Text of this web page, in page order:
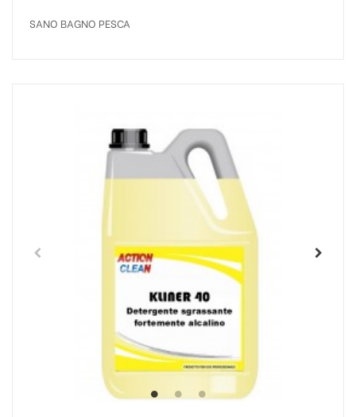
SANO BAGNO PESCA